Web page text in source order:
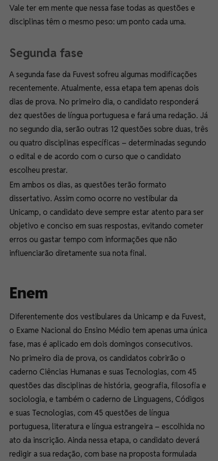
Vale ter em mente que nessa fase todas as questões e
disciplinas têm o mesmo peso: um ponto cada uma.
Segunda fase
A segunda fase da Fuvest sofreu algumas modificações
recentemente. Atualmente, essa etapa tem apenas dois
dias de prova. No primeiro dia, o candidato responderá
dez questões de língua portuguesa e fará uma redação. Já
no segundo dia, serão outras 12 questões sobre duas, três
ou quatro disciplinas específicas – determinadas segundo
o edital e de acordo com o curso que o candidato
escolheu prestar.
Em ambos os dias, as questões terão formato
dissertativo. Assim como ocorre no vestibular da
Unicamp, o candidato deve sempre estar atento para ser
objetivo e conciso em suas respostas, evitando cometer
erros ou gastar tempo com informações que não
influenciarão diretamente sua nota final.
Enem
Diferentemente dos vestibulares da Unicamp e da Fuvest,
o Exame Nacional do Ensino Médio tem apenas uma única
fase, mas é aplicado em dois domingos consecutivos.
No primeiro dia de prova, os candidatos cobrirão o
caderno Ciências Humanas e suas Tecnologias, com 45
questões das disciplinas de história, geografia, filosofia e
sociologia, e também o caderno de Linguagens, Códigos
e suas Tecnologias, com 45 questões de língua
portuguesa, literatura e língua estrangeira – escolhida no
ato da inscrição. Ainda nessa etapa, o candidato deverá
redigir a sua redação, com base na proposta formulada